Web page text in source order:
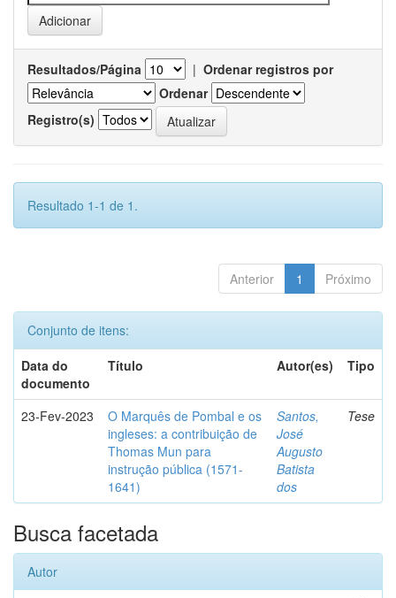
Resultados/Página | Ordenar registros por
Ordenar
Registro(s)
Resultado 1-1 de 1.
Anterior 1 Próximo
Conjunto de itens:
Data do
documento
Título Autor(es) Tipo
23-Fev-2023
O Marquês de Pombal e os
ingleses: a contribuição de
Thomas Mun para
instrução pública (1571-
1641)
Santos,
José
Augusto
Batista
dos
Tese
Busca facetada
Autor